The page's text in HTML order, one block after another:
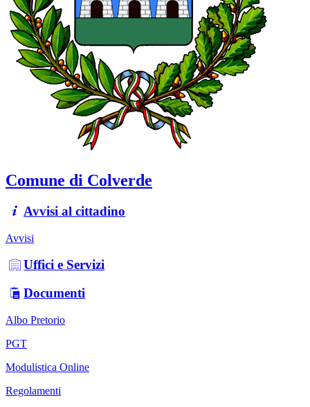
Comune di Colverde
Avvisi al cittadino
Avvisi
Uffici e Servizi
Documenti
Albo Pretorio
PGT
Modulistica Online
Regolamenti